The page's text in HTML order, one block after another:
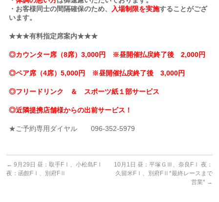
・お客様同士の間隔確保のため、
入場制限を実施することがござ
います。
★★★有料指定席案内★★★
◎カウンター席（8席）3,000円 ※昼開催払戻終了後 2,000円
◎ペア席（4席）5,000円 ※昼開催払戻終了後 3,000円
◎フリードリンク ＆ スポーツ紙１部サービス
◎近隣提携店舗様からの出前サービス！
★ご予約専用ダイヤル 096-352-5979
← 9月29日 昼：取手FⅠ、小松島FⅠ
夜：函館FⅠ、別府FⅡ
10月1日 昼：平塚ＧⅢ、奈良FⅠ 夜：
久留米FⅠ、別府FⅡ*最終レースまで
営業* →